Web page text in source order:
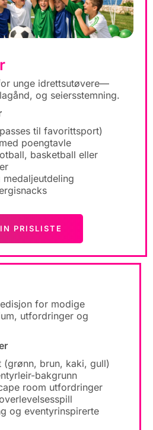
unge idrettsutøvere—
og seiersstemning.
til favorittsport)
poengtavle
basketball eller
PRISLISTE
for modige
utfordringer og
brun, kaki, gull)
bakgrunn
room utfordringer
og eventyrinspirerte